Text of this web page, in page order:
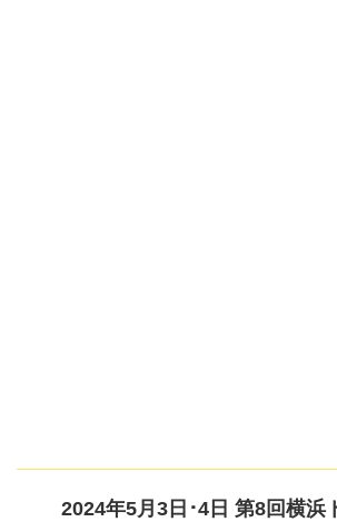
2024年5月3日･4日 第8回横浜